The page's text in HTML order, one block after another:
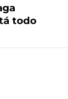
todo